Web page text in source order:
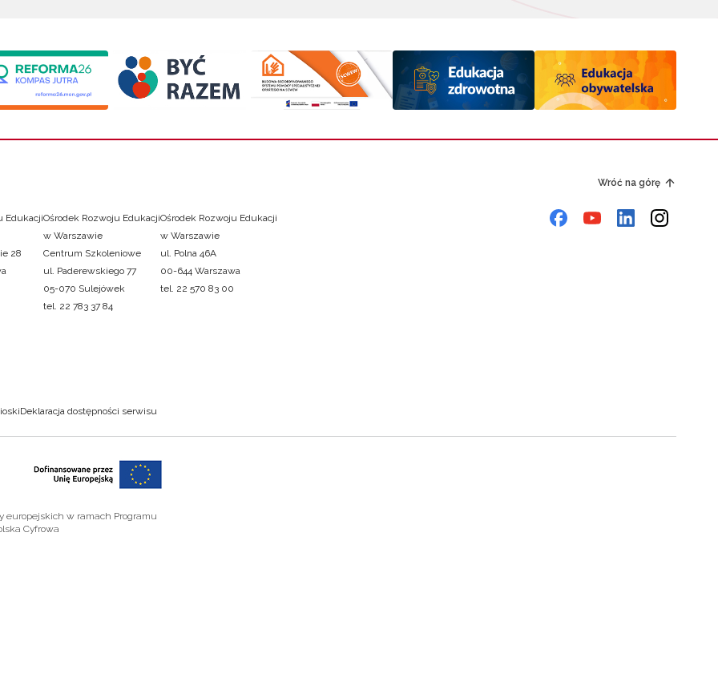
Wróć na górę
Edukacji
28
Ośrodek Rozwoju Edukacji
w Warszawie
Centrum Szkoleniowe
ul. Paderewskiego 77
05-070 Sulejówek
tel. 22 783 37 84
Ośrodek Rozwoju Edukacji
w Warszawie
ul. Polna 46A
00-644 Warszawa
tel. 22 570 83 00
Deklaracja dostępności serwisu
europejskich w ramach Programu
Cyfrowa